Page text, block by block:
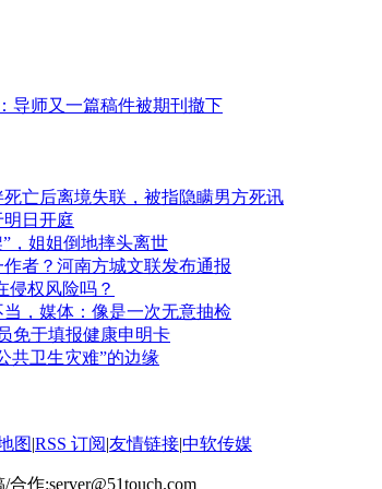
导师又一篇稿件被期刊撤下
亡后离境失联，被指隐瞒男方死讯
日开庭
，姐姐倒地摔头离世
者？河南方城文联发布通报
侵权风险吗？
，媒体：像是一次无意抽检
免于填报健康申明卡
共卫生灾难”的边缘
图|RSS 订阅|友情链接|中软传媒
作:server@51touch.com